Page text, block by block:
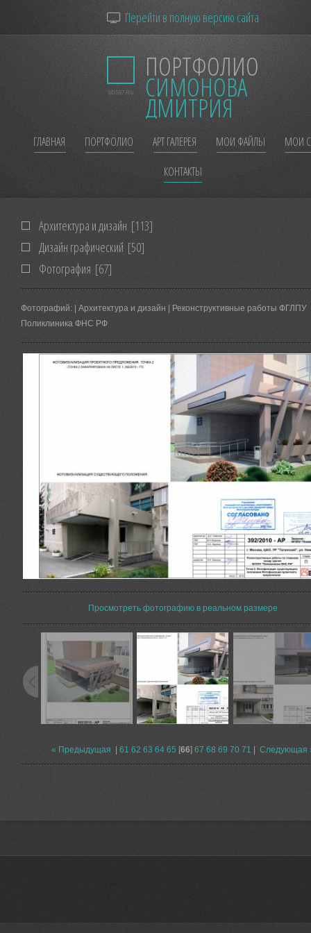
Перейти в полную версию сайта
SDS87.RU
ПОРТФОЛИО
СИМОНОВА
ДМИТРИЯ
ГЛАВНАЯ ПОРТФОЛИО АРТ ГАЛЕРЕЯ МОИ ФАЙЛЫ
МОИ
КОНТАКТЫ
Архитектура и дизайн [113]
Дизайн графический [50]
Фотография [67]
Фотографий:
| Архитектура и дизайн | Реконструктивные работы ФГЛПУ
Поликлиника ФНС РФ
Просмотреть фотографию в реальном размере
« Предыдущая 61 62 63 64 65 [66] 67 68 69 70 71 Следующая